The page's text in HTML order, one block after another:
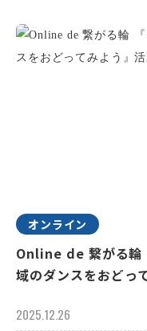
オンライン
Online de 繋がる輪
域のダンスをおどっ
2025.12.26